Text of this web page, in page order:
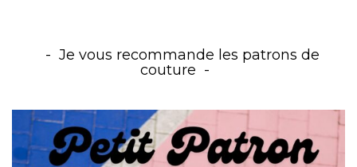
Je vous recommande les patrons de
couture